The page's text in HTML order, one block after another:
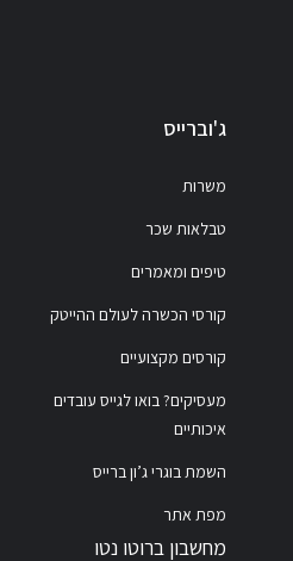
ג'וברייס
משרות
טבלאות שכר
טיפים ומאמרים
קורסי הכשרה לעולם ההייטק
קורסים מקצועיים
מעסיקים? בואו לגייס עובדים
איכותיים
השמת בוגרי ג’ון ברייס
מפת אתר
מחשבון ברוטו נטו